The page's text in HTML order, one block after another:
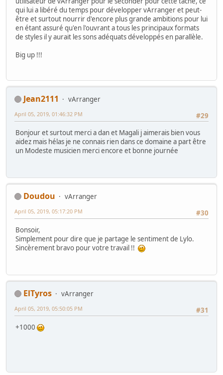
qui lui a libéré du temps pour développer vArranger et peut-
être et surtout nourrir d'encore plus grande ambitions pour lui
en étant assuré qu'en l'ouvrant a tous les principaux formats
de styles il y aurait les sons adéquats développés en parallèle.
Big up !!!
Jean2111
vArranger
#29
April 05, 2019, 01:46:32 PM
Bonjour et surtout merci a dan et Magali j aimerais bien vous
aidez mais hélas je ne connais rien dans ce domaine a part être
un Modeste musicien merci encore et bonne journée
Doudou
vArranger
#30
April 05, 2019, 05:17:20 PM
Bonsoir,
Simplement pour dire que je partage le sentiment de Lylo.
Sincèrement bravo pour votre travail !!
ElTyros
vArranger
#31
April 05, 2019, 05:50:05 PM
+1000